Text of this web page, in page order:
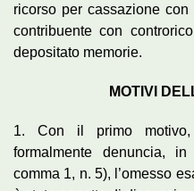
ricorso per cassazione
contribuente con
depositato memorie.
MOTIVI
1. Con il primo motivo,
formalmente denuncia,
comma 1, n. 5), l’omesso